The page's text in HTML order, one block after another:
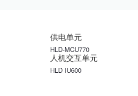
供电单元
HLD-MCU770
人机交互单元
HLD-IU600